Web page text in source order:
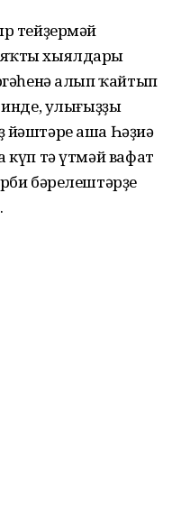
тейҙермәй
хыялдары
алып ҡайтып
инде, улығыҙҙы
аша Һәҙиә
күп тә үтмәй вафат
бәрелештәрҙең